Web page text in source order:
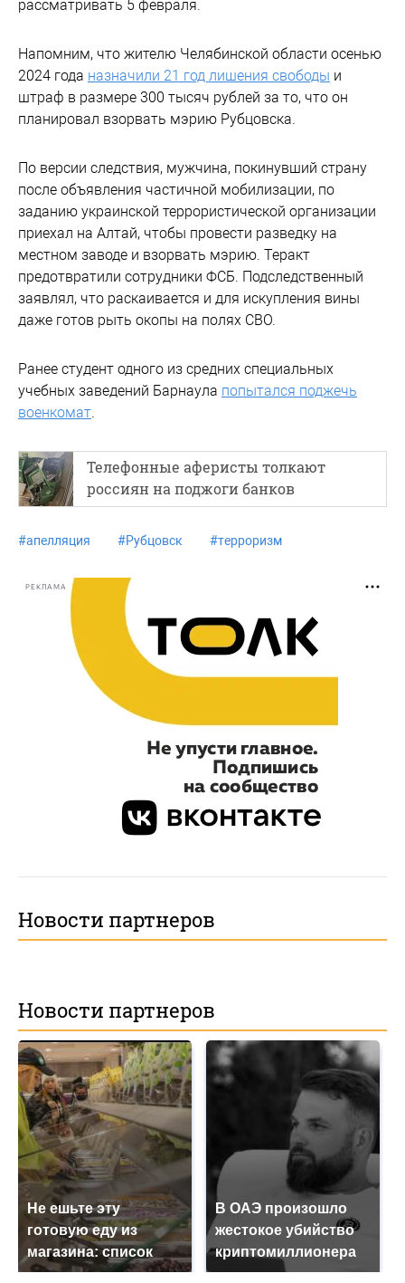
рассматривать 5 февраля.
Напомним, что жителю Челябинской области осенью
2024 года назначили 21 год лишения свободы и
штраф в размере 300 тысяч рублей за то, что он
планировал взорвать мэрию Рубцовска.
По версии следствия, мужчина, покинувший страну
после объявления частичной мобилизации, по
заданию украинской террористической организации
приехал на Алтай, чтобы провести разведку на
местном заводе и взорвать мэрию. Теракт
предотвратили сотрудники ФСБ. Подследственный
заявлял, что раскаивается и для искупления вины
даже готов рыть окопы на полях СВО.
Ранее студент одного из средних специальных
учебных заведений Барнаула попытался поджечь
военкомат.
Телефонные аферисты толкают
россиян на поджоги банков
#апелляция #Рубцовск #терроризм
РЕКЛАМА
Новости партнеров
Новости партнеров
Не ешьте эту
готовую еду из
магазина: список
В ОАЭ произошло
жестокое убийство
криптомиллионера